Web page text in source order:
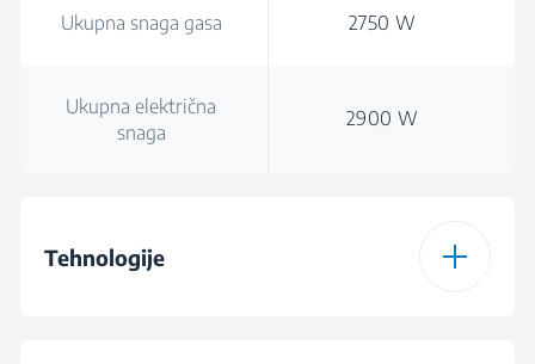
Ukupna snaga gasa 2750 W
Ukupna električna
snaga
2900 W
Tehnologije